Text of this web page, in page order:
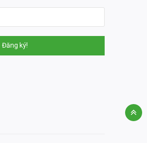
Đăng ký!